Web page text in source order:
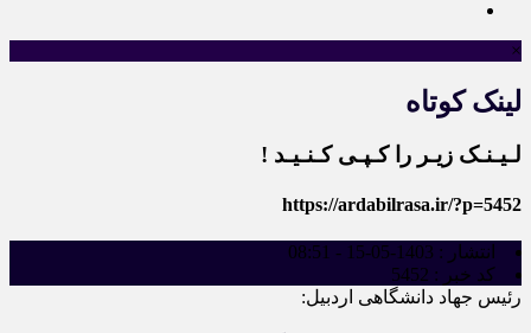
×
لینک کوتاه
لـیـنـک زیـر را کـپـی کـنـیـد !
https://ardabilrasa.ir/?p=5452
انتشار : 1403-05-15 - 08:51
کد خبر : 5452
رئیس جهاد دانشگاهی اردبیل: